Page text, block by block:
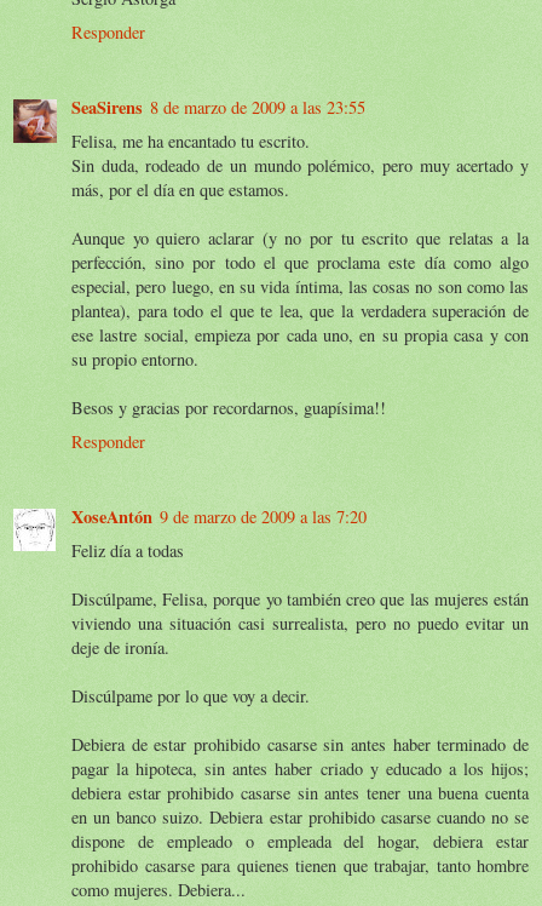
Responder
SeaSirens 8 de marzo de 2009 a las 23:55
Felisa, me ha encantado tu escrito.
Sin duda, rodeado de un mundo polémico, pero muy acertado y
más, por el día en que estamos.
Aunque yo quiero aclarar (y no por tu escrito que relatas a la
perfección, sino por todo el que proclama este día como algo
especial, pero luego, en su vida íntima, las cosas no son como las
plantea), para todo el que te lea, que la verdadera superación de
ese lastre social, empieza por cada uno, en su propia casa y con
su propio entorno.
Besos y gracias por recordarnos, guapísima!!
Responder
XoseAntón 9 de marzo de 2009 a las 7:20
Feliz día a todas
Discúlpame, Felisa, porque yo también creo que las mujeres están
viviendo una situación casi surrealista, pero no puedo evitar un
deje de ironía.
Discúlpame por lo que voy a decir.
Debiera de estar prohibido casarse sin antes haber terminado de
pagar la hipoteca, sin antes haber criado y educado a los hijos;
debiera estar prohibido casarse sin antes tener una buena cuenta
en un banco suizo. Debiera estar prohibido casarse cuando no se
dispone de empleado o empleada del hogar, debiera estar
prohibido casarse para quienes tienen que trabajar, tanto hombre
como mujeres. Debiera...